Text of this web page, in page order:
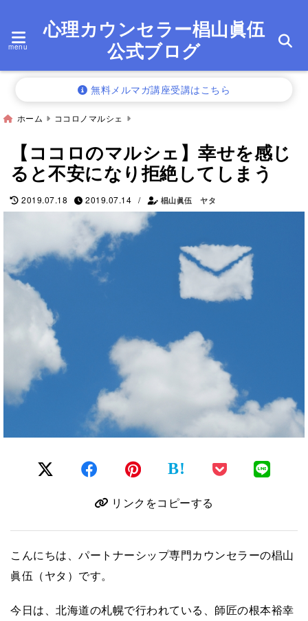
menu
心理カウンセラー椙山眞伍
公式ブログ
無料メルマガ講座受講はこちら
ホーム ココロノマルシェ
【ココロのマルシェ】幸せを感じ
ると不安になり拒絶してしまう
2019.07.18 2019.07.14 / 椙山眞伍 ヤタ
B!
リンクをコピーする
こんにちは、パートナーシップ専門カウンセラーの椙山
眞伍（ヤタ）です。
今日は、北海道の札幌で行われている、師匠の根本裕幸